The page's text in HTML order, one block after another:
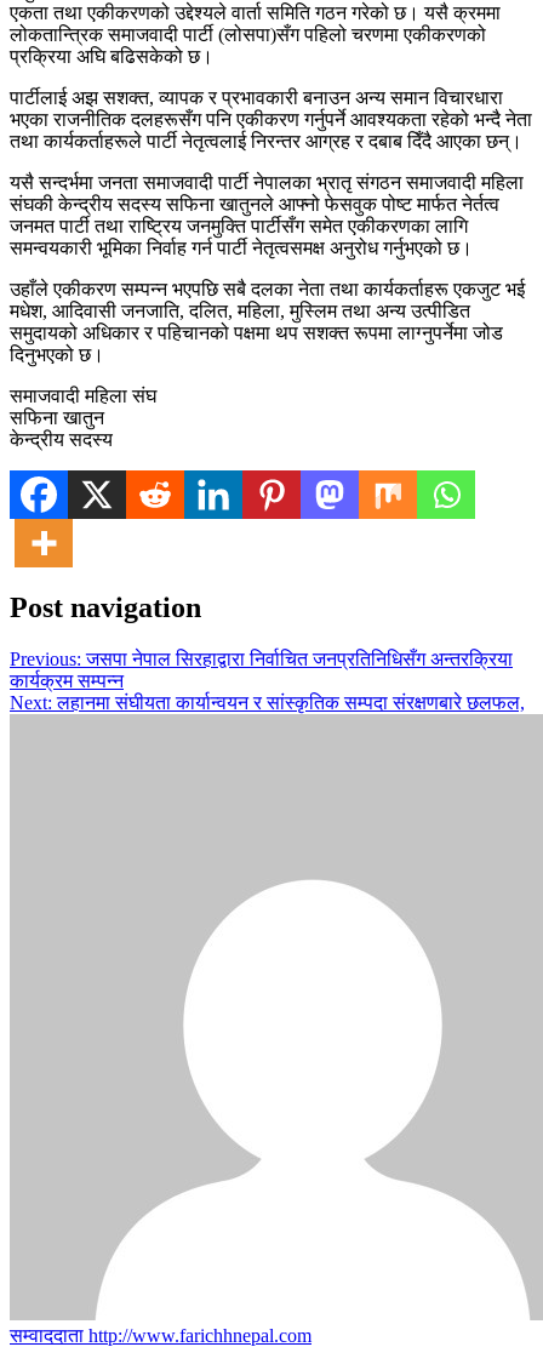
एकता तथा एकीकरणको उद्देश्यले वार्ता समिति गठन गरेको छ। यसै क्रममा
लोकतान्त्रिक समाजवादी पार्टी (लोसपा)सँग पहिलो चरणमा एकीकरणको
प्रक्रिया अघि बढिसकेको छ।
पार्टीलाई अझ सशक्त, व्यापक र प्रभावकारी बनाउन अन्य समान विचारधारा
भएका राजनीतिक दलहरूसँग पनि एकीकरण गर्नुपर्ने आवश्यकता रहेको भन्दै नेता
तथा कार्यकर्ताहरूले पार्टी नेतृत्वलाई निरन्तर आग्रह र दबाब दिँदै आएका छन्।
यसै सन्दर्भमा जनता समाजवादी पार्टी नेपालका भ्रातृ संगठन समाजवादी महिला
संघकी केन्द्रीय सदस्य सफिना खातुनले आफ्नो फेसवुक पोष्ट मार्फत नेर्तत्व
जनमत पार्टी तथा राष्ट्रिय जनमुक्ति पार्टीसँग समेत एकीकरणका लागि
समन्वयकारी भूमिका निर्वाह गर्न पार्टी नेतृत्वसमक्ष अनुरोध गर्नुभएको छ।
उहाँले एकीकरण सम्पन्न भएपछि सबै दलका नेता तथा कार्यकर्ताहरू एकजुट भई
मधेश, आदिवासी जनजाति, दलित, महिला, मुस्लिम तथा अन्य उत्पीडित
समुदायको अधिकार र पहिचानको पक्षमा थप सशक्त रूपमा लाग्नुपर्नेमा जोड
दिनुभएको छ।
समाजवादी महिला संघ
सफिना खातुन
केन्द्रीय सदस्य
Post navigation
Previous: जसपा नेपाल सिरहाद्वारा निर्वाचित जनप्रतिनिधिसँग अन्तरक्रिया
कार्यक्रम सम्पन्न
Next: लहानमा संघीयता कार्यान्वयन र सांस्कृतिक सम्पदा संरक्षणबारे छलफल,
सम्वाददाता http://www.farichhnepal.com